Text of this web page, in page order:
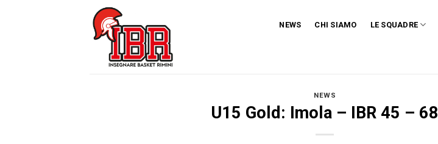
NEWS CHI SIAMO LE SQUADRE
NEWS
U15 Gold: Imola – IBR 45 – 68